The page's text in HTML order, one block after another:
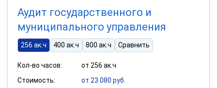
Аудит государственного и
муниципального управления
256 ак.ч 400 ак.ч 800 ак.ч Сравнить
Кол-во часов:
от 256 ак.ч
Стоимость:
от 23 080 руб.